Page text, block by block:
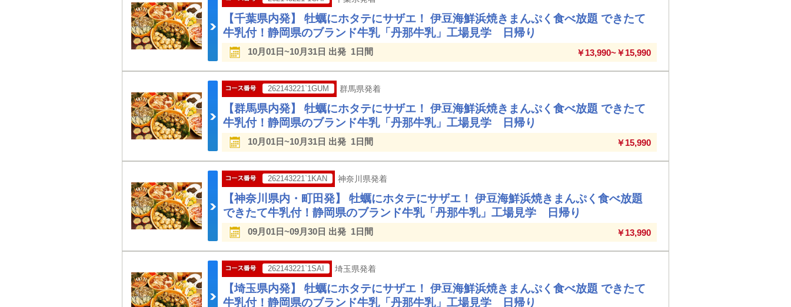
【千葉県内発】 牡蠣にホタテにサザエ！ 伊豆海鮮浜焼きまんぷく食べ放題 できたて
牛乳付！静岡県のブランド牛乳「丹那牛乳」工場見学 日帰り
10月01日~10月31日 出発 1日間 ￥13,990~￥15,990
262143221`1GUM 群馬県発着
【群馬県内発】 牡蠣にホタテにサザエ！ 伊豆海鮮浜焼きまんぷく食べ放題 できたて
牛乳付！静岡県のブランド牛乳「丹那牛乳」工場見学 日帰り
10月01日~10月31日 出発 1日間 ￥15,990
262143221`1KAN 神奈川県発着
【神奈川県内・町田発】 牡蠣にホタテにサザエ！ 伊豆海鮮浜焼きまんぷく食べ放題
できたて牛乳付！静岡県のブランド牛乳「丹那牛乳」工場見学 日帰り
09月01日~09月30日 出発 1日間 ￥13,990
262143221`1SAI 埼玉県発着
【埼玉県内発】 牡蠣にホタテにサザエ！ 伊豆海鮮浜焼きまんぷく食べ放題 できたて
牛乳付！静岡県のブランド牛乳「丹那牛乳」工場見学 日帰り